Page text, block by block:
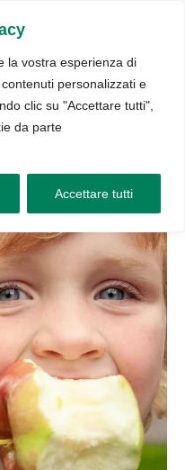
la vostra esperienza di
personalizzati e
clic su "Accettare tutti",
da parte
Accettare tutti